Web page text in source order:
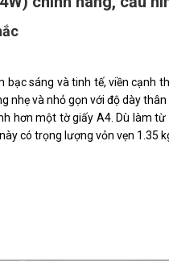
sáng và tinh tế, viền cạnh
nhẹ và nhỏ gọn với độ dày
hơn một tờ giấy A4. Dù làm
có trọng lượng vỏn vẹn 1.35